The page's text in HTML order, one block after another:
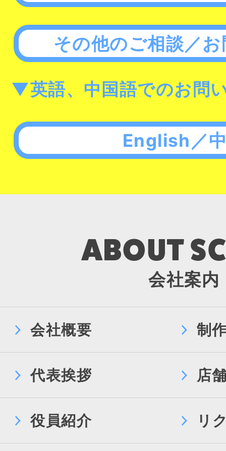
その他のご相談／
▼英語、中国語でのお問
English／
会社案内
会社概要 制
代表挨拶 店
役員紹介 リ